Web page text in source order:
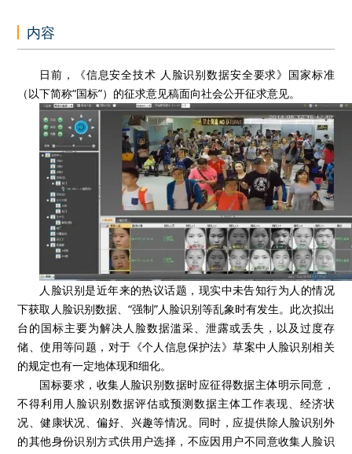
内容
日前，《信息安全技术 人脸识别数据安全要求》国家标准
（以下简称“国标”）的征求意见稿面向社会公开征求意见。
人脸识别是近年来的热议话题，现实中未告知行为人的情况
下获取人脸识别数据、“强制”人脸识别等乱象时有发生。此次拟出
台的国标主要为解决人脸数据滥采、泄露或丢失，以及过度存
储、使用等问题，对于《个人信息保护法》草案中人脸识别相关
的规定也有一定地体现和细化。
国标要求，收集人脸识别数据时应征得数据主体明示同意，
不得利用人脸识别数据评估或预测数据主体工作表现、经济状
况、健康状况、偏好、兴趣等情况。同时，应提供除人脸识别外
的其他身份识别方式供用户选择，不应因用户不同意收集人脸识